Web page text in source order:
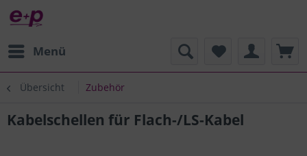
Menü
Übersicht Zubehör
Kabelschellen für Flach-/LS-Kabel